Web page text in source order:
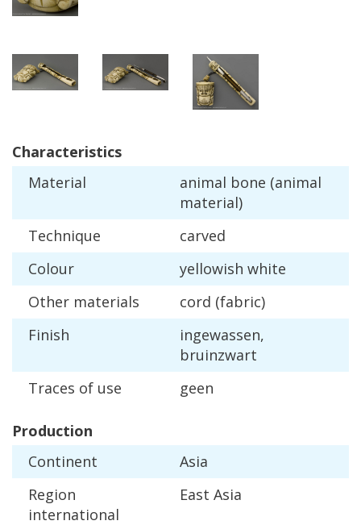
Characteristics
Material
animal bone (animal
material)
Technique
carved
Colour
yellowish white
Other materials cord (fabric)
Finish
ingewassen,
bruinzwart
Traces of use geen
Production
Continent
Asia
Region
international
East Asia